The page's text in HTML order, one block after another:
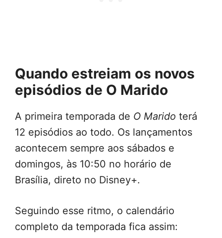
Quando estreiam os novos
episódios de O Marido
A primeira temporada de O Marido terá
12 episódios ao todo. Os lançamentos
acontecem sempre aos sábados e
domingos, às 10:50 no horário de
Brasília, direto no Disney+.
Seguindo esse ritmo, o calendário
completo da temporada fica assim: